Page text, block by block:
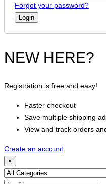
Forgot your password?
NEW HERE?
Registration is free and easy!
Faster checkout
Save multiple shipping
View and track orders
Create an account
×